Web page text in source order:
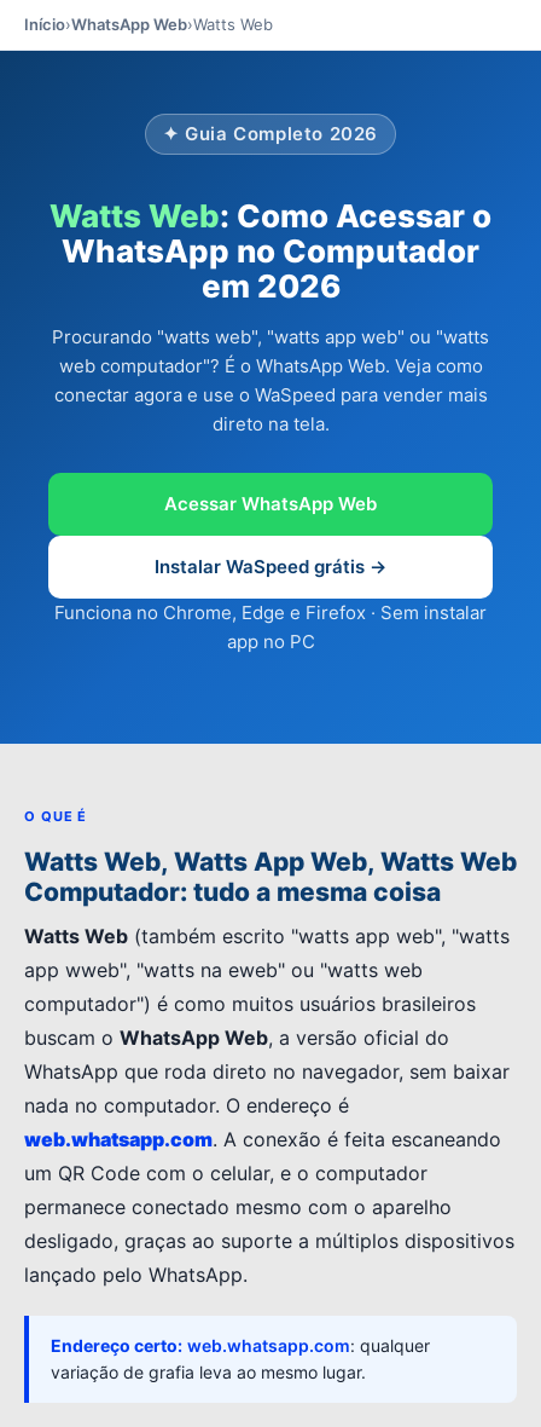
Início›WhatsApp Web›Watts Web
✦ Guia Completo 2026
Watts Web: Como Acessar o
WhatsApp no Computador
em 2026
Procurando "watts web", "watts app web" ou "watts
web computador"? É o WhatsApp Web. Veja como
conectar agora e use o WaSpeed para vender mais
direto na tela.
Acessar WhatsApp Web
Instalar WaSpeed grátis →
Funciona no Chrome, Edge e Firefox · Sem instalar
app no PC
O QUE É
Watts Web, Watts App Web, Watts Web
Computador: tudo a mesma coisa
Watts Web (também escrito "watts app web", "watts
app wweb", "watts na eweb" ou "watts web
computador") é como muitos usuários brasileiros
buscam o WhatsApp Web, a versão oficial do
WhatsApp que roda direto no navegador, sem baixar
nada no computador. O endereço é
web.whatsapp.com. A conexão é feita escaneando
um QR Code com o celular, e o computador
permanece conectado mesmo com o aparelho
desligado, graças ao suporte a múltiplos dispositivos
lançado pelo WhatsApp.
Endereço certo: web.whatsapp.com: qualquer
variação de grafia leva ao mesmo lugar.